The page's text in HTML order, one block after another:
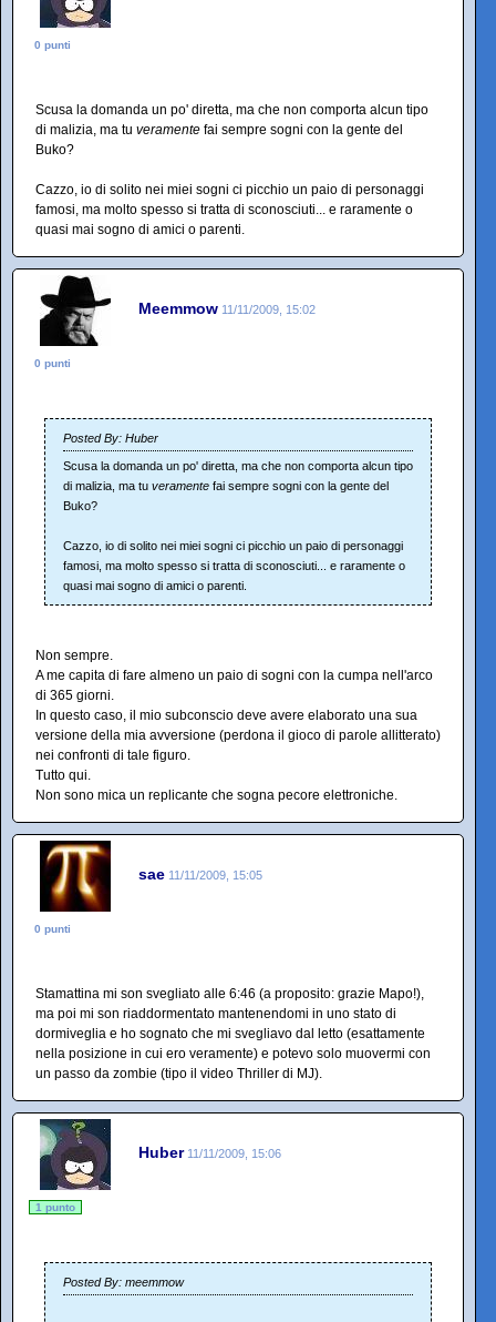
0 punti
Scusa la domanda un po' diretta, ma che non comporta alcun tipo
di malizia, ma tu veramente fai sempre sogni con la gente del
Buko?
Cazzo, io di solito nei miei sogni ci picchio un paio di personaggi
famosi, ma molto spesso si tratta di sconosciuti... e raramente o
quasi mai sogno di amici o parenti.
Meemmow 11/11/2009, 15:02
0 punti
Posted By: Huber
Scusa la domanda un po' diretta, ma che non comporta alcun tipo
di malizia, ma tu veramente fai sempre sogni con la gente del
Buko?
Cazzo, io di solito nei miei sogni ci picchio un paio di personaggi
famosi, ma molto spesso si tratta di sconosciuti... e raramente o
quasi mai sogno di amici o parenti.
Non sempre.
A me capita di fare almeno un paio di sogni con la cumpa nell'arco
di 365 giorni.
In questo caso, il mio subconscio deve avere elaborato una sua
versione della mia avversione (perdona il gioco di parole allitterato)
nei confronti di tale figuro.
Tutto qui.
Non sono mica un replicante che sogna pecore elettroniche.
sae 11/11/2009, 15:05
0 punti
Stamattina mi son svegliato alle 6:46 (a proposito: grazie Mapo!),
ma poi mi son riaddormentato mantenendomi in uno stato di
dormiveglia e ho sognato che mi svegliavo dal letto (esattamente
nella posizione in cui ero veramente) e potevo solo muovermi con
un passo da zombie (tipo il video Thriller di MJ).
Huber 11/11/2009, 15:06
1 punto
Posted By: meemmow